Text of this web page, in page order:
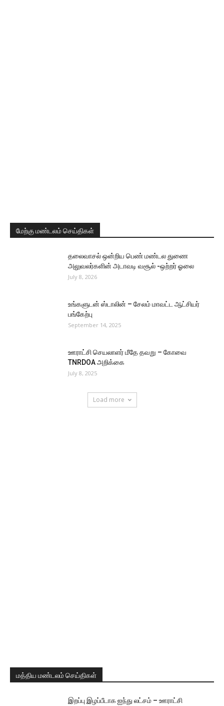
மேற்கு மண்டலம் செய்திகள்
தலைவாசல் ஒன்றிய பெண் மண்டல துணை
அலுவலர்களின் அடாவடி வசூல் -ஒற்றர் ஓலை
July 8, 2026
உங்களுடன் ஸ்டாலின் – சேலம் மாவட்ட ஆட்சியர்
பங்கேற்பு
September 14, 2025
ஊராட்சி செயலாளர் மீதே தவறு – கோவை
TNRDOA அறிக்கை
July 8, 2025
Load more
மத்திய மண்டலம் செய்திகள்
இறப்பு இழப்பீடாக ஐந்து லட்சம் – ஊராட்சி